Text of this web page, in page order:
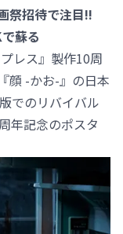
祭招待で注目!!
蘇る
レス』製作10周
顔 -かお-』の日本
でのリバイバル
年記念のポスタ